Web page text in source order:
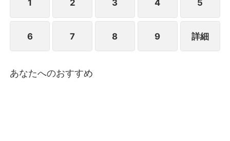
1 2 3 4 5
6 7 8 9 詳細
あなたへのおすすめ